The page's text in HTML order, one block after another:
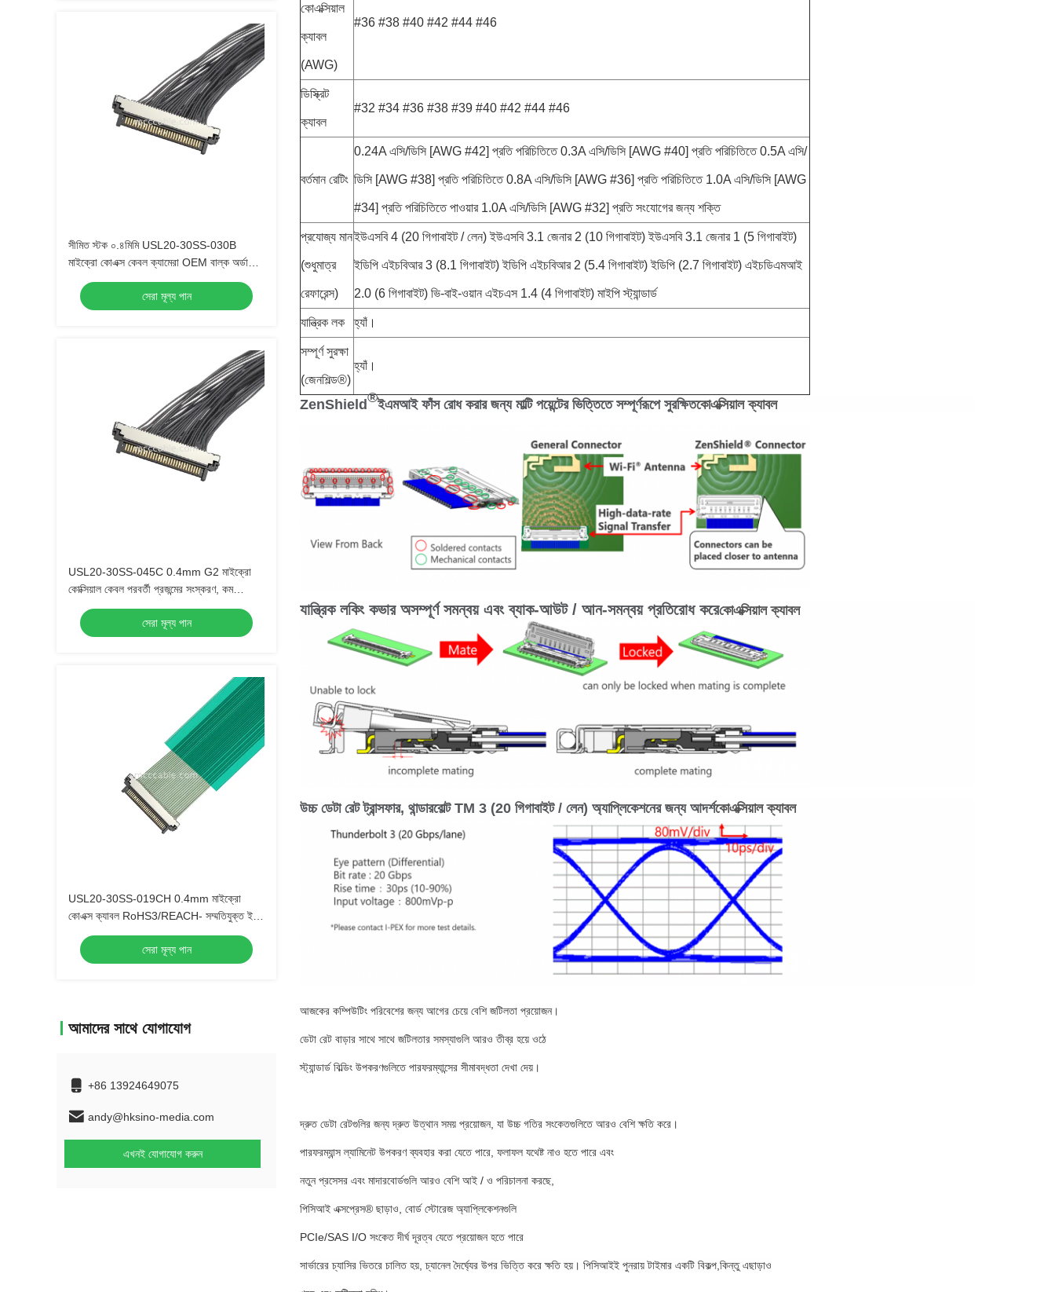
সীমিত স্টক ০.৪মিমি USL20-30SS-030B
মাইক্রো কোএক্স কেবল ক্যামেরা OEM বাল্ক অর্ডারের
জন্য দ্রুত ডেলিভারি
সেরা মূল্য পান
USL20-30SS-045C 0.4mm G2 মাইক্রো
কোক্সিয়াল কেবল পরবর্তী প্রজন্মের সংস্করণ, কম
সন্নিবেশ বল সহ
সেরা মূল্য পান
USL20-30SS-019CH 0.4mm মাইক্রো
কোএক্স ক্যাবল RoHS3/REACH- সম্মতিযুক্ত ইইউ
অটোমোবাইল নির্মাতাদের জন্য
সেরা মূল্য পান
আমাদের সাথে যোগাযোগ
+86 13924649075
andy@hksino-media.com
এখনই যোগাযোগ করুন
কোএক্সিয়াল
ক্যাবল
(AWG)
#36 #38 #40 #42 #44 #46
ডিস্ক্রিট
ক্যাবল
#32 #34 #36 #38 #39 #40 #42 #44 #46
বর্তমান রেটিং
0.24A এসি/ডিসি [AWG #42] প্রতি পরিচিতিতে 0.3A এসি/ডিসি [AWG #40] প্রতি পরিচিতিতে 0.5A এসি/
ডিসি [AWG #38] প্রতি পরিচিতিতে 0.8A এসি/ডিসি [AWG #36] প্রতি পরিচিতিতে 1.0A এসি/ডিসি [AWG
#34] প্রতি পরিচিতিতে পাওয়ার 1.0A এসি/ডিসি [AWG #32] প্রতি সংযোগের জন্য শক্তি
প্রযোজ্য মান
(শুধুমাত্র
রেফারেন্স)
ইউএসবি 4 (20 গিগাবাইট / লেন) ইউএসবি 3.1 জেনার 2 (10 গিগাবাইট) ইউএসবি 3.1 জেনার 1 (5 গিগাবাইট)
ইডিপি এইচবিআর 3 (8.1 গিগাবাইট) ইডিপি এইচবিআর 2 (5.4 গিগাবাইট) ইডিপি (2.7 গিগাবাইট) এইচডিএমআই
2.0 (6 গিগাবাইট) ভি-বাই-ওয়ান এইচএস 1.4 (4 গিগাবাইট) মাইপি স্ট্যান্ডার্ড
যান্ত্রিক লক হ্যাঁ।
সম্পূর্ণ সুরক্ষা
(জেনশিল্ড®)
হ্যাঁ।
ZenShield®ইএমআই ফাঁস রোধ করার জন্য মাল্টি পয়েন্টের ভিত্তিতে সম্পূর্ণরূপে সুরক্ষিতকোএক্সিয়াল ক্যাবল
যান্ত্রিক লকিং কভার অসম্পূর্ণ সমন্বয় এবং ব্যাক-আউট / আন-সমন্বয় প্রতিরোধ করেকোএক্সিয়াল ক্যাবল
উচ্চ ডেটা রেট ট্রান্সফার, থান্ডারবোল্ট TM 3 (20 গিগাবাইট / লেন) অ্যাপ্লিকেশনের জন্য আদর্শকোএক্সিয়াল ক্যাবল
আজকের কম্পিউটিং পরিবেশের জন্য আগের চেয়ে বেশি জটিলতা প্রয়োজন।
ডেটা রেট বাড়ার সাথে সাথে জটিলতার সমস্যাগুলি আরও তীব্র হয়ে ওঠে
স্ট্যান্ডার্ড বিল্ডিং উপকরণগুলিতে পারফরম্যান্সের সীমাবদ্ধতা দেখা দেয়।
দ্রুত ডেটা রেটগুলির জন্য দ্রুত উত্থান সময় প্রয়োজন, যা উচ্চ গতির সংকেতগুলিতে আরও বেশি ক্ষতি করে।
পারফরম্যান্স ল্যামিনেট উপকরণ ব্যবহার করা যেতে পারে, ফলাফল যথেষ্ট নাও হতে পারে এবং
নতুন প্রসেসর এবং মাদারবোর্ডগুলি আরও বেশি আই / ও পরিচালনা করছে,
পিসিআই এক্সপ্রেস® ছাড়াও, বোর্ড স্টোরেজ অ্যাপ্লিকেশনগুলি
PCIe/SAS I/O সংকেত দীর্ঘ দূরত্ব যেতে প্রয়োজন হতে পারে
সার্ভারের চ্যাসির ভিতরে চালিত হয়, চ্যানেল দৈর্ঘ্যের উপর ভিত্তি করে ক্ষতি হয়। পিসিআইই পুনরায় টাইমার একটি বিকল্প, কিন্তু এছাড়াও